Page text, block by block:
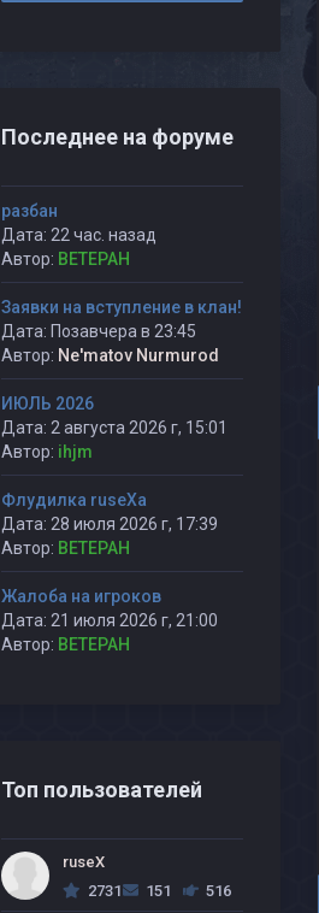
Последнее на форуме
разбан
Дата: 22 час. назад
Автор: BETEPAH
Заявки на вступление в клан!
Дата: Позавчера в 23:45
Автор: Ne'matov Nurmurod
ИЮЛЬ 2026
Дата: 2 августа 2026 г, 15:01
Автор: ihjm
Флудилка ruseXа
Дата: 28 июля 2026 г, 17:39
Автор: BETEPAH
Жалоба на игроков
Дата: 21 июля 2026 г, 21:00
Автор: BETEPAH
Топ пользователей
ruseX
2731
151 516